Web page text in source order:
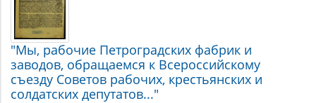
"Мы, рабочие Петроградских фабрик и
заводов, обращаемся к Всероссийскому
съезду Советов рабочих, крестьянских и
солдатских депутатов..."